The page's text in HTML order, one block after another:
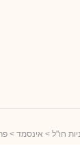
חו"ל > אינסמד >